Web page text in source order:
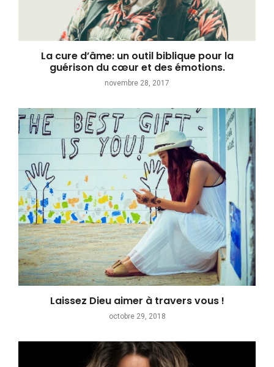
La cure d’âme: un outil biblique pour la
guérison du cœur et des émotions.
novembre 28, 2017
Laissez Dieu aimer à travers vous !
octobre 29, 2018